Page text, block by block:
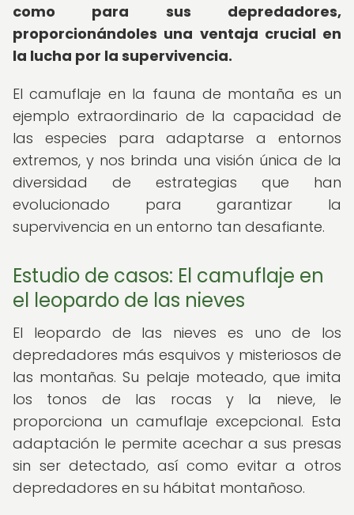
como para sus depredadores,
proporcionándoles una ventaja crucial en
la lucha por la supervivencia.
El camuflaje en la fauna de montaña es un
ejemplo extraordinario de la capacidad de
las especies para adaptarse a entornos
extremos, y nos brinda una visión única de la
diversidad de estrategias que han
evolucionado para garantizar la
supervivencia en un entorno tan desafiante.
Estudio de casos: El camuflaje en
el leopardo de las nieves
El leopardo de las nieves es uno de los
depredadores más esquivos y misteriosos de
las montañas. Su pelaje moteado, que imita
los tonos de las rocas y la nieve, le
proporciona un camuflaje excepcional. Esta
adaptación le permite acechar a sus presas
sin ser detectado, así como evitar a otros
depredadores en su hábitat montañoso.